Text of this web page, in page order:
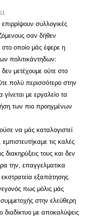
συλλογικές
σαν δήθεν
οποίο μάς έφερε η
πολιτικάντηδων:
δεν μετέχουμε ούτε στο
πολύ περισσότερο στην
με εργαλείο τα
των πιο προηγμένων
να μάς καταλογιστεί
τις καλές
διακηρύξεις τους και δεν
την, επαγγελματικα
εξαπάτησης.
πως μόλις μάς
στην ελεύθερη
με αποκαλύψεις